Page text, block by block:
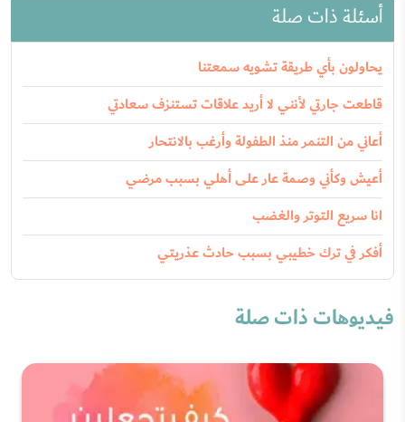
أسئلة ذات صلة
يحاولون بأي طريقة تشويه سمعتنا
قاطعت جارتي لأنني لا أريد علاقات تستنزف سعادتي
أعاني من التنمر منذ الطفولة وأرغب بالانتحار
أعيش وكأني وصمة عار على أهلي بسبب مرضي
انا سريع التوتر والغضب
أفكر في ترك خطيبي بسبب حادث عذريتي
فيديوهات ذات صلة